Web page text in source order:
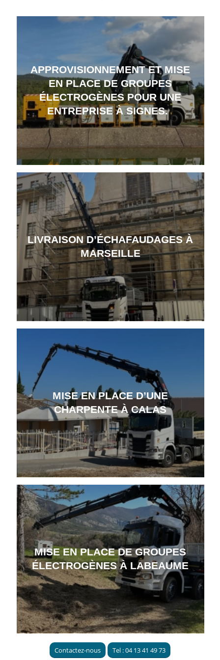
APPROVISIONNEMENT ET MISE
EN PLACE DE GROUPES
ÉLECTROGÈNES POUR UNE
ENTREPRISE À SIGNES.
LIVRAISON D’ÉCHAFAUDAGES À
MARSEILLE
MISE EN PLACE D’UNE
CHARPENTE À CALAS
MISE EN PLACE DE GROUPES
ÉLECTROGÈNES À LABEAUME
Contactez-nous Tel : 04 13 41 49 73